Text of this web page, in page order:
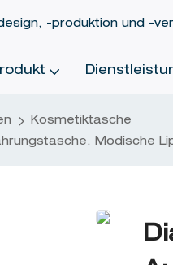
-produktion und -
Kosmetiktasche
Modische